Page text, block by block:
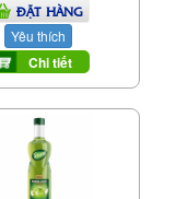
ĐẶT HÀNG
Yêu thích
Chi tiết